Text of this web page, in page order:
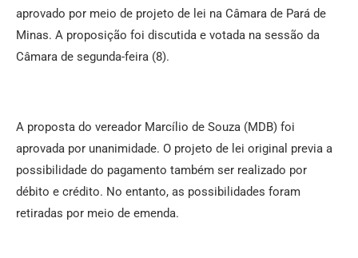
aprovado por meio de projeto de lei na Câmara de Pará de
Minas. A proposição foi discutida e votada na sessão da
Câmara de segunda-feira (8).
A proposta do vereador Marcílio de Souza (MDB) foi
aprovada por unanimidade. O projeto de lei original previa a
possibilidade do pagamento também ser realizado por
débito e crédito. No entanto, as possibilidades foram
retiradas por meio de emenda.